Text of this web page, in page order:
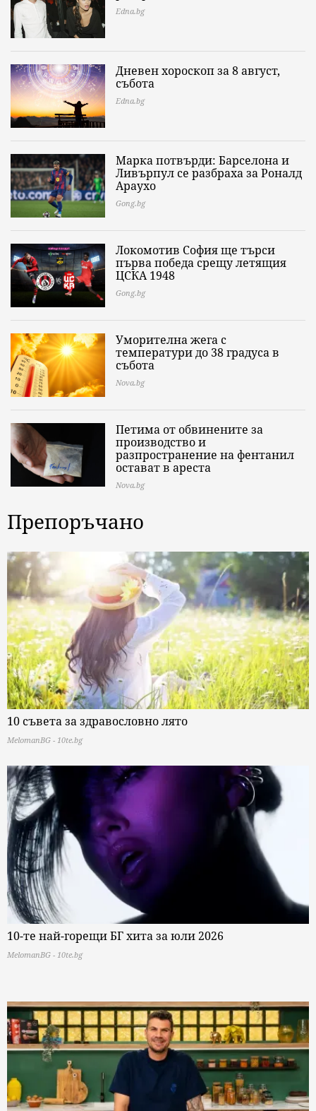
Edna.bg
Дневен хороскоп за 8 август,
събота
Edna.bg
Марка потвърди: Барселона и
Ливърпул се разбраха за Роналд
Араухо
Gong.bg
Локомотив София ще търси
първа победа срещу летящия
ЦСКА 1948
Gong.bg
Уморителна жега с
температури до 38 градуса в
събота
Nova.bg
Петима от обвинените за
производство и
разпространение на фентанил
остават в ареста
Nova.bg
Препоръчано
10 съвета за здравословно лято
MelomanBG - 10te.bg
10-те най-горещи БГ хита за юли 2026
MelomanBG - 10te.bg